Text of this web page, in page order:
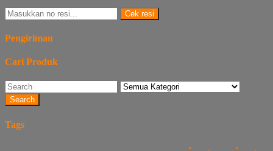
Cek resi
Pengiriman
Cari Produk
Search
Tags